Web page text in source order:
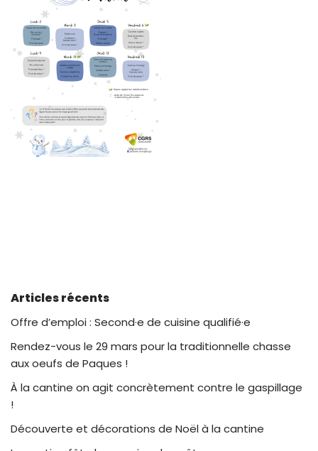
Articles récents
Offre d’emploi : Second·e de cuisine qualifié·e
Rendez-vous le 29 mars pour la traditionnelle chasse
aux oeufs de Paques !
À la cantine on agit concrètement contre le gaspillage
!
Découverte et décorations de Noël à la cantine